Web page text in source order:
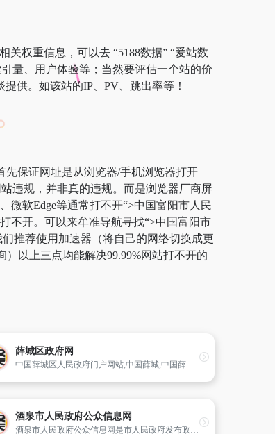
关权重信息，可以去 “5188数据” “爱站数
量、用户体验等；当然要评估一个站的价
供。如该站的IP、PV、跳出率等！
先保证网址是从浏览器/手机浏览器打开
违规，并非真的违规。而是浏览器厂商屏
软Edge等通常打不开“>中国富阳市人民
不开。可以来牟准导航寻找“>中国富阳市
推荐使用加速器（将自己的网络切换成更
以上三点均能解决99.99%网站打不开的
薛城区政府网
中国薛城区人民政府门户网站,中国薛城,中国薛城区人民政府网站,薛城区政府,政府网站,人民政府门户网站,http://www.xuecheng.gov.cn
酒泉市人民政府公众信息网
酒泉市人民政府公众信息网是市人民政府发布政务信息、提供在线服务的平台,内容涵盖了政务、就业、保险、医疗、生活的信息和在线服务。